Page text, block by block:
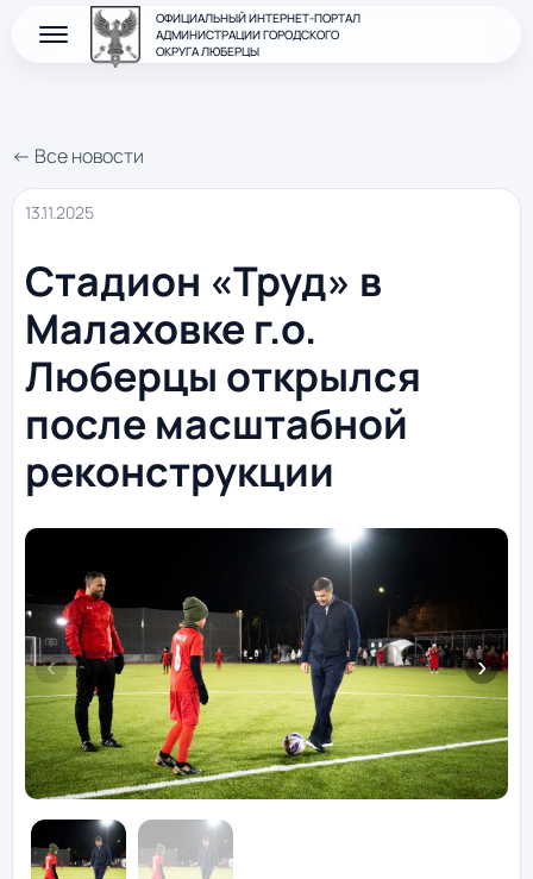
ОФИЦИАЛЬНЫЙ ИНТЕРНЕТ-ПОРТАЛ
АДМИНИСТРАЦИИ ГОРОДСКОГО
ОКРУГА ЛЮБЕРЦЫ
← Все новости
13.11.2025
Стадион «Труд» в
Малаховке г.о.
Люберцы открылся
после масштабной
реконструкции